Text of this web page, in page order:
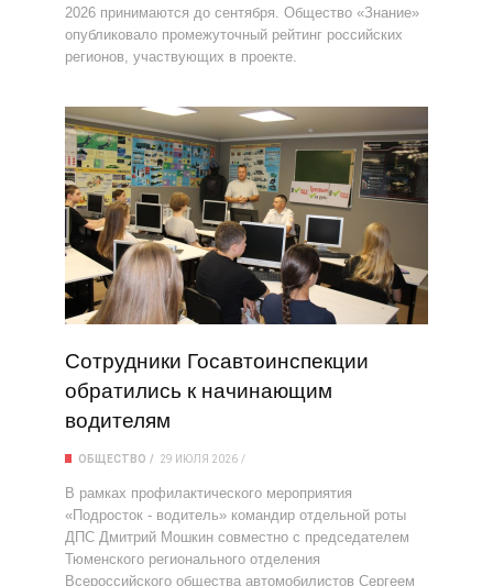
2026 принимаются до сентября. Общество «Знание»
опубликовало промежуточный рейтинг российских
регионов, участвующих в проекте.
Сотрудники Госавтоинспекции
обратились к начинающим
водителям
ОБЩЕСТВО 29 ИЮЛЯ 2026
В рамках профилактического мероприятия
«Подросток - водитель» командир отдельной роты
ДПС Дмитрий Мошкин совместно с председателем
Тюменского регионального отделения
Всероссийского общества автомобилистов Сергеем